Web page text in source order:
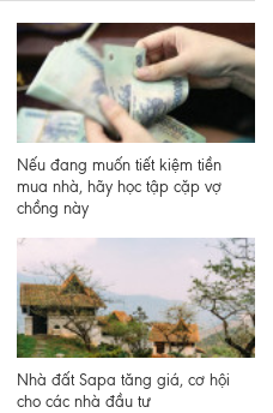
Nếu đang muốn tiết kiệm tiền
mua nhà, hãy học tập cặp vợ
chồng này
Nhà đất Sapa tăng giá, cơ hội
cho các nhà đầu tư